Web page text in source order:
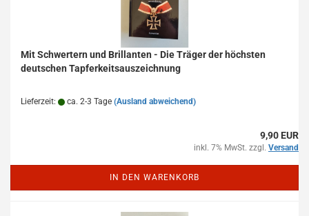
Mit Schwertern und Brillanten - Die Träger der höchsten
deutschen Tapferkeitsauszeichnung
Lieferzeit: ca. 2-3 Tage (Ausland abweichend)
9,90 EUR
inkl. 7% MwSt. zzgl. Versand
IN DEN WARENKORB